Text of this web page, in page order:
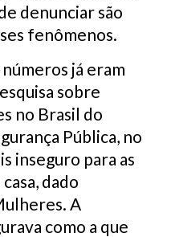
denunciar são
fenômenos.
números já eram
sobre
no Brasil do
Pública, no
inseguro para as
dado
A
como a que